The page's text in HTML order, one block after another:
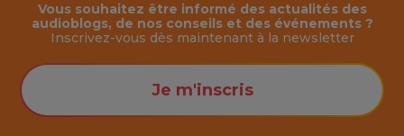
Vous souhaitez être informé des actualités des
audioblogs, de nos conseils et des événements ?
Inscrivez-vous dès maintenant à la newsletter
Je m'inscris